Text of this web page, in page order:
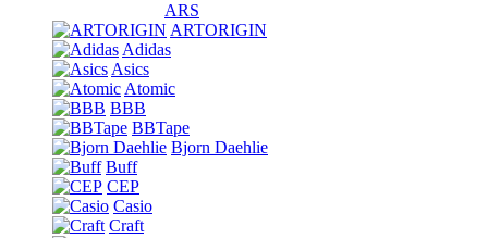
ARS
ARTORIGIN
Adidas
Asics
Atomic
BBB
BBTape
Bjorn Daehlie
Buff
CEP
Casio
Craft